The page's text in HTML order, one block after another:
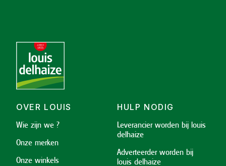
OVER LOUIS
Wie zijn we ?
Onze merken
Onze winkels
HULP NODIG
Leverancier worden bij louis
delhaize
Adverteerder worden bij
louis delhaize